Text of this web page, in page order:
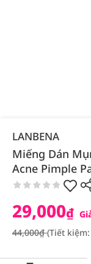
LANBENA
Miếng Dán
Acne Pimple
29,000₫
44,000₫(Tiết